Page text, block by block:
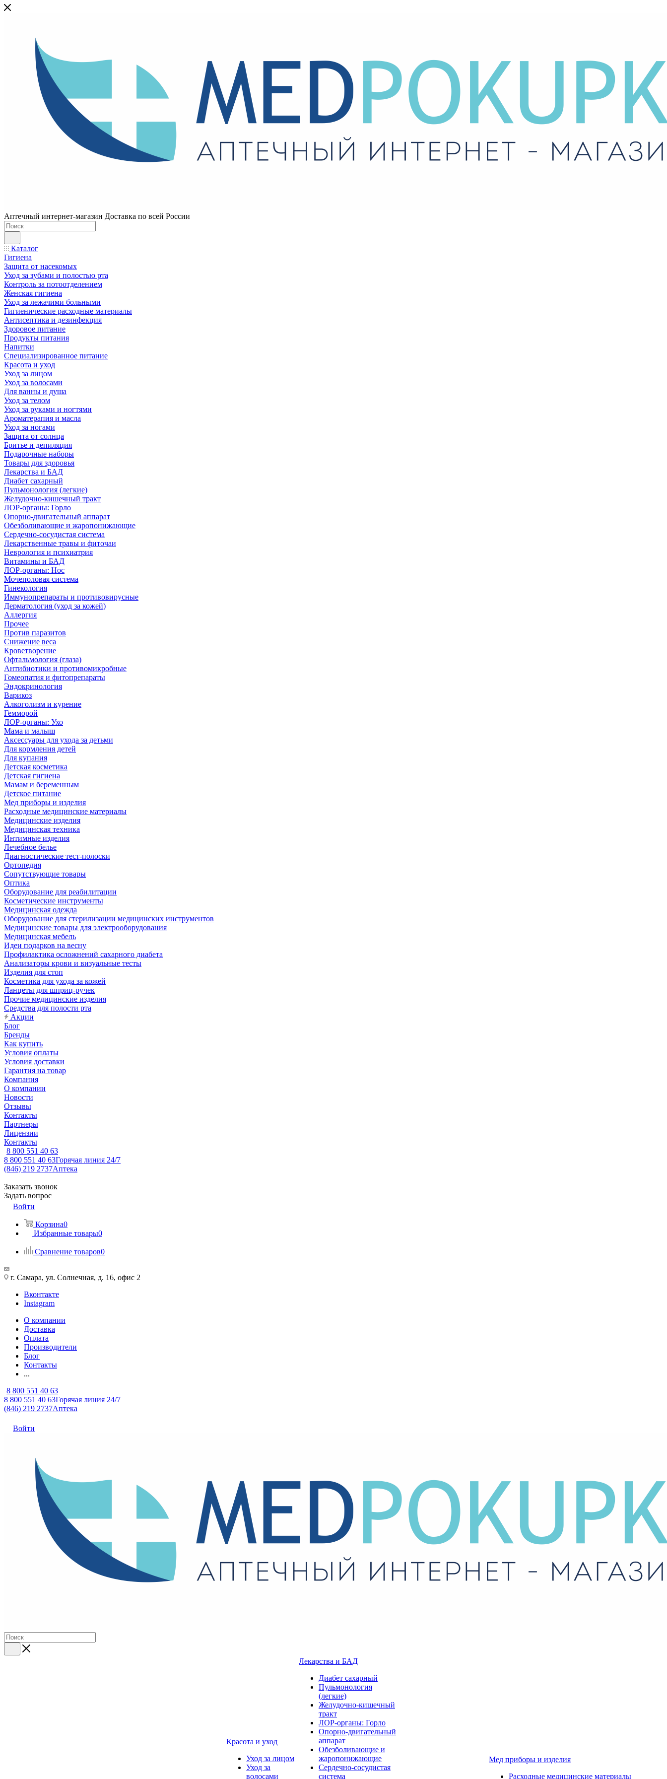
Аптечный интернет-магазин Доставка по всей России
Каталог
Гигиена
Защита от насекомых
Уход за зубами и полостью рта
Контроль за потоотделением
Женская гигиена
Уход за лежачими больными
Гигиенические расходные материалы
Антисептика и дезинфекция
Здоровое питание
Продукты питания
Напитки
Специализированное питание
Красота и уход
Уход за лицом
Уход за волосами
Для ванны и душа
Уход за телом
Уход за руками и ногтями
Ароматерапия и масла
Уход за ногами
Защита от солнца
Бритье и депиляция
Подарочные наборы
Товары для здоровья
Лекарства и БАД
Диабет сахарный
Пульмонология (легкие)
Желудочно-кишечный тракт
ЛОР-органы: Горло
Опорно-двигательный аппарат
Обезболивающие и жаропонижающие
Сердечно-сосудистая система
Лекарственные травы и фиточаи
Неврология и психиатрия
Витамины и БАД
ЛОР-органы: Нос
Мочеполовая система
Гинекология
Иммунопрепараты и противовирусные
Дерматология (уход за кожей)
Аллергия
Прочее
Против паразитов
Снижение веса
Кроветворение
Офтальмология (глаза)
Антибиотики и противомикробные
Гомеопатия и фитопрепараты
Эндокринология
Варикоз
Алкоголизм и курение
Гемморой
ЛОР-органы: Ухо
Мама и малыш
Аксессуары для ухода за детьми
Для кормления детей
Для купания
Детская косметика
Детская гигиена
Мамам и беременным
Детское питание
Мед приборы и изделия
Расходные медицинские материалы
Медицинские изделия
Медицинская техника
Интимные изделия
Лечебное белье
Диагностические тест-полоски
Ортопедия
Сопутствующие товары
Оптика
Оборудование для реабилитации
Косметические инструменты
Медицинская одежда
Оборудование для стерилизации медицинских инструментов
Медицинские товары для электрооборудования
Медицинская мебель
Идеи подарков на весну
Профилактика осложнений сахарного диабета
Анализаторы крови и визуальные тесты
Изделия для стоп
Косметика для ухода за кожей
Ланцеты для шприц-ручек
Прочие медицинские изделия
Средства для полости рта
Акции
Блог
Бренды
Как купить
Условия оплаты
Условия доставки
Гарантия на товар
Компания
О компании
Новости
Отзывы
Контакты
Партнеры
Лицензии
Контакты
8 800 551 40 63
8 800 551 40 63Горячая линия 24/7
(846) 219 2737Аптека
Заказать звонок
Задать вопрос
Войти
Корзина0
Избранные товары0
Сравнение товаров0
г. Самара, ул. Солнечная, д. 16, офис 2
Вконтакте
Instagram
О компании
Доставка
Оплата
Производители
Блог
Контакты
...
8 800 551 40 63
8 800 551 40 63Горячая линия 24/7
(846) 219 2737Аптека
Войти
Красота и уход
Уход за лицом
Уход за
волосами
Лекарства и БАД
Диабет сахарный
Пульмонология
(легкие)
Желудочно-кишечный
тракт
ЛОР-органы: Горло
Опорно-двигательный
аппарат
Обезболивающие и
жаропонижающие
Сердечно-сосудистая
система
Мед приборы и изделия
Расходные медицинские материалы